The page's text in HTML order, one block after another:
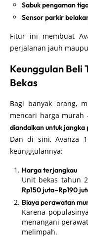
Sabuk pengaman
Sensor parkir
Fitur ini membuat
perjalanan jauh
Keunggulan Beli
Bekas
Bagi banyak orang,
mencari harga
diandalkan untuk jangka
Dan di sini, Avanza
keunggulannya:
Harga terjangkau
Unit bekas tahun
Rp150 juta–Rp190
Biaya perawatan
Karena
menangani
melimpah.